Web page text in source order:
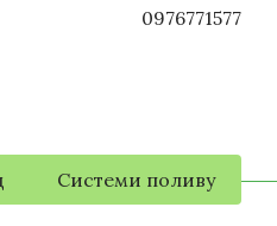
0976771577
Системи поливу